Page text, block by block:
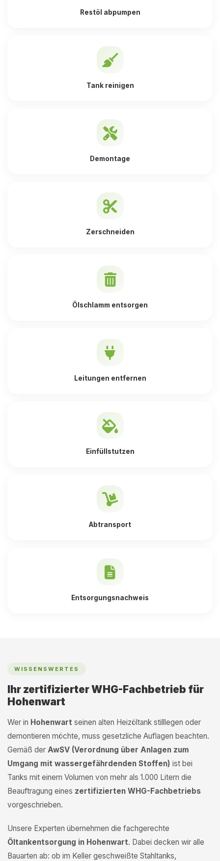
Restöl abpumpen
Tank reinigen
Demontage
Zerschneiden
Ölschlamm entsorgen
Leitungen entfernen
Einfüllstutzen
Abtransport
Entsorgungsnachweis
WISSENSWERTES
Ihr zertifizierter WHG-Fachbetrieb für
Hohenwart
Wer in Hohenwart seinen alten Heizöltank stilllegen oder
demontieren möchte, muss gesetzliche Auflagen beachten.
Gemäß der AwSV (Verordnung über Anlagen zum
Umgang mit wassergefährdenden Stoffen) ist bei
Tanks mit einem Volumen von mehr als 1.000 Litern die
Beauftragung eines zertifizierten WHG-Fachbetriebs
vorgeschrieben.
Unsere Experten übernehmen die fachgerechte
Öltankentsorgung in Hohenwart. Dabei decken wir alle
Bauarten ab: ob im Keller geschweißte Stahltanks,